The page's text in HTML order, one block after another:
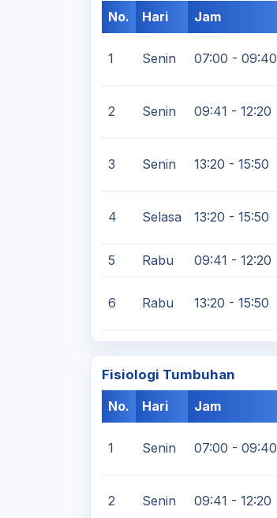
No.
Hari Jam
1 Senin 07:00 - 09:40
2 Senin 09:41 - 12:20
3 Senin 13:20 - 15:50
4 Selasa 13:20 - 15:50
5 Rabu 09:41 - 12:20
6 Rabu 13:20 - 15:50
Fisiologi Tumbuhan
No.
Hari Jam
1 Senin 07:00 - 09:40
2 Senin 09:41 - 12:20